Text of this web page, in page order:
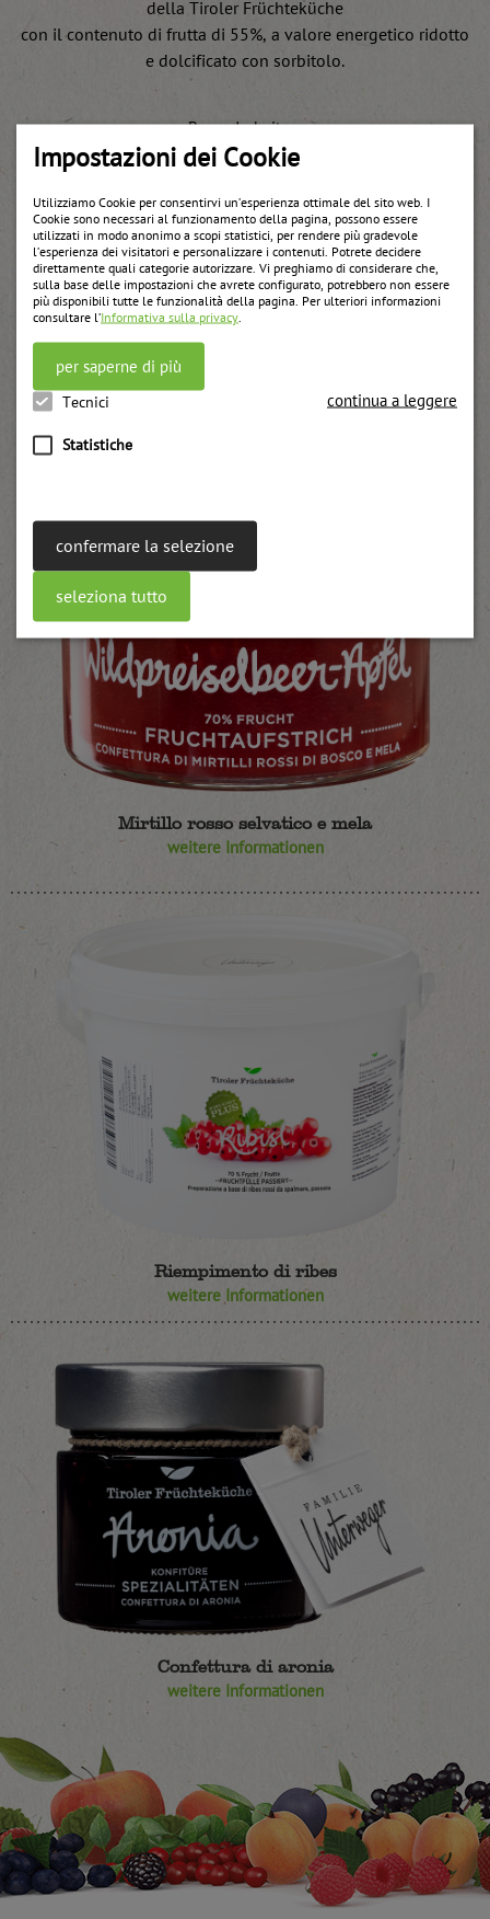
Impostazioni dei Cookie
Utilizziamo Cookie per consentirvi un’esperienza ottimale del sito web. I
Cookie sono necessari al funzionamento della pagina, possono essere
utilizzati in modo anonimo a scopi statistici, per rendere più gradevole
l’esperienza dei visitatori e personalizzare i contenuti. Potrete decidere
direttamente quali categorie autorizzare. Vi preghiamo di considerare che,
sulla base delle impostazioni che avrete configurato, potrebbero non essere
più disponibili tutte le funzionalità della pagina. Per ulteriori informazioni
consultare l’Informativa sulla privacy
per saperne di più
Tecnici
Statistiche
continua a leggere
confermare la selezione
seleziona tutto
della Tiroler Früchteküche
con il contenuto di frutta di 55%, a valore energetico ridotto
e dolcificato con sorbitolo.
Besonderheiten:
senza zuccheri aggiunti
Weitere Produkte
Mirtillo rosso selvatico e mela
weitere Informationen
Riempimento di ribes
weitere Informationen
Confettura di aronia
weitere Informationen